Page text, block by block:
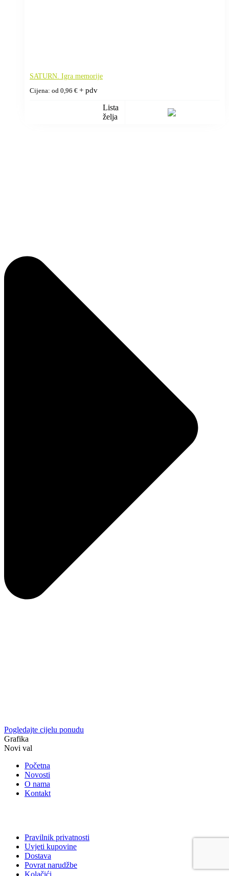
SATURN. Igra memorije
Cijena: od 0,96 € + pdv
Lista
želja
Pogledajte cijelu ponudu
Grafika
Novi val
Početna
Novosti
O nama
Kontakt
Pravilnik privatnosti
Uvjeti kupovine
Dostava
Povrat narudžbe
Kolačići